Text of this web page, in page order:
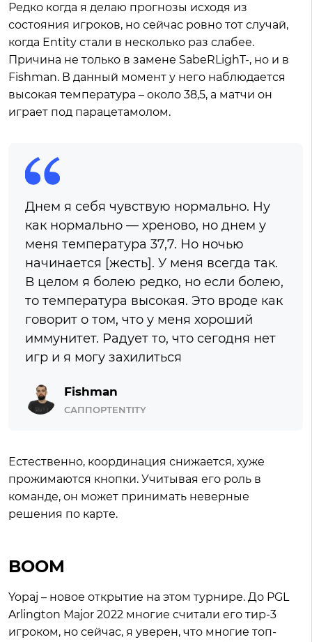
Редко когда я делаю прогнозы исходя из
состояния игроков, но сейчас ровно тот случай,
когда Entity стали в несколько раз слабее.
Причина не только в замене SabeRLighT-, но и в
Fishman. В данный момент у него наблюдается
высокая температура – около 38,5, а матчи он
играет под парацетамолом.
Днем я себя чувствую нормально. Ну
как нормально — хреново, но днем у
меня температура 37,7. Но ночью
начинается [жесть]. У меня всегда так.
В целом я болею редко, но если болею,
то температура высокая. Это вроде как
говорит о том, что у меня хороший
иммунитет. Радует то, что сегодня нет
игр и я могу захилиться
Fishman
САППОРТENTITY
Естественно, координация снижается, хуже
прожимаются кнопки. Учитывая его роль в
команде, он может принимать неверные
решения по карте.
BOOM
Yopaj – новое открытие на этом турнире. До PGL
Arlington Major 2022 многие считали его тир-3
игроком, но сейчас, я уверен, что многие топ-